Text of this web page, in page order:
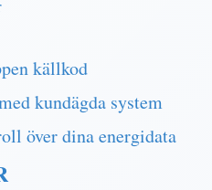
källkod
kundägda system
över dina energidata